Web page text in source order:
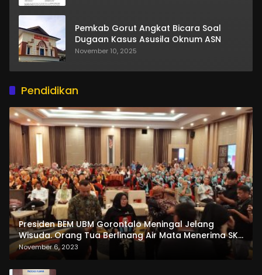
Pemkab Gorut Angkat Bicara Soal
Dugaan Kasus Asusila Oknum ASN
November 10, 2025
Pendidikan
Presiden BEM UBM Gorontalo Meningal Jelang
Wisuda. Orang Tua Berlinang Air Mata Menerima SKL
dan Pemasangan Salempang
November 6, 2023